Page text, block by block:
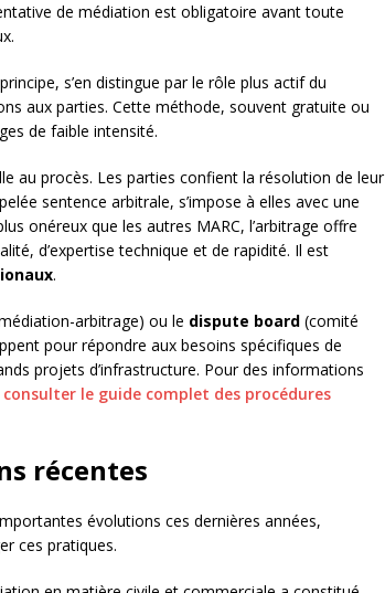
de médiation est obligatoire avant toute
s’en distingue par le rôle plus actif du
aux parties. Cette méthode, souvent gratuite ou
de faible intensité.
au procès. Les parties confient la résolution de leur
sentence arbitrale, s’impose à elles avec une
onéreux que les autres MARC, l’arbitrage offre
d’expertise technique et de rapidité. Il est
.
arbitrage) ou le dispute board (comité
pour répondre aux besoins spécifiques de
projets d’infrastructure. Pour des informations
consulter le guide complet des procédures
récentes
évolutions ces dernières années,
ces pratiques.